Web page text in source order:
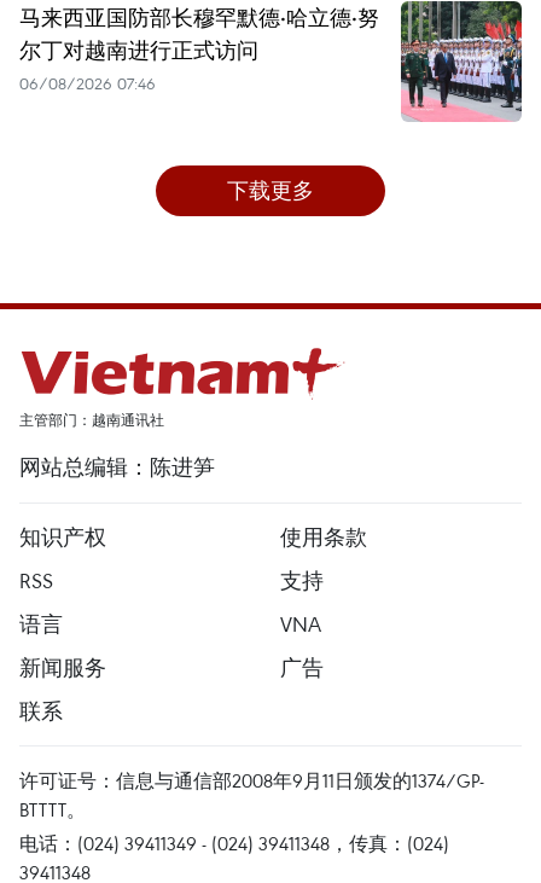
马来西亚国防部长穆罕默德·哈立德·努
尔丁对越南进行正式访问
06/08/2026 07:46
下载更多
主管部门：越南通讯社
网站总编辑：陈进笋
知识产权
使用条款
RSS
支持
语言
VNA
新闻服务
广告
联系
许可证号：信息与通信部2008年9月11日颁发的1374/GP-
BTTTT。
电话：(024) 39411349 - (024) 39411348，传真：(024)
39411348